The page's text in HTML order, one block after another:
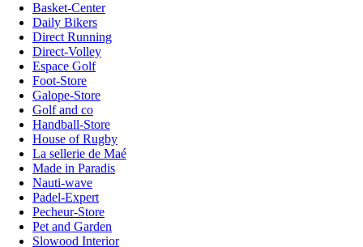
Basket-Center
Daily Bikers
Direct Running
Direct-Volley
Espace Golf
Foot-Store
Galope-Store
Golf and co
Handball-Store
House of Rugby
La sellerie de Maé
Made in Paradis
Nauti-wave
Padel-Expert
Pecheur-Store
Pet and Garden
Slowood Interior